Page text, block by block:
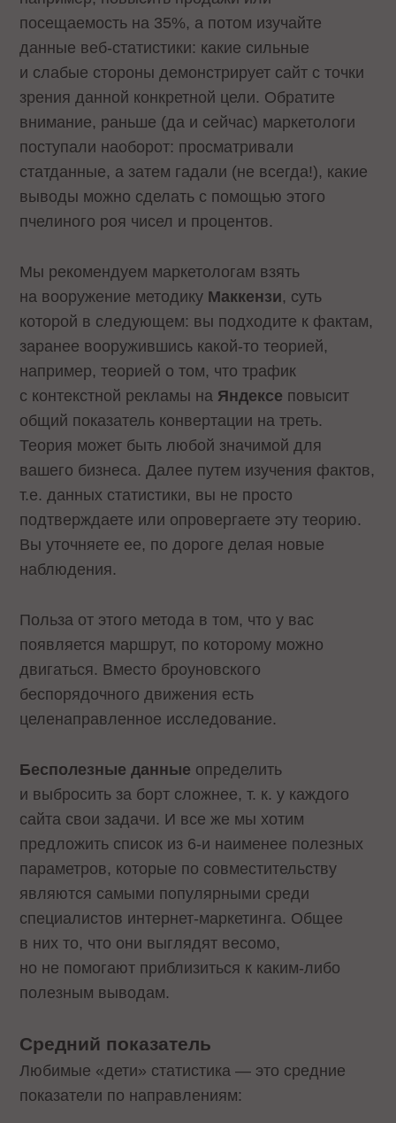
посещаемость на 35%, а потом изучайте
данные веб-статистики: какие сильные
и слабые стороны демонстрирует сайт с точки
зрения данной конкретной цели. Обратите
внимание, раньше (да и сейчас) маркетологи
поступали наоборот: просматривали
статданные, а затем гадали (не всегда!), какие
выводы можно сделать с помощью этого
пчелиного роя чисел и процентов.
Мы рекомендуем маркетологам взять
на вооружение методику Маккензи, суть
которой в следующем: вы подходите к фактам,
заранее вооружившись какой-то теорией,
например, теорией о том, что трафик
с контекстной рекламы на Яндексе повысит
общий показатель конвертации на треть.
Теория может быть любой значимой для
вашего бизнеса. Далее путем изучения фактов,
т.е. данных статистики, вы не просто
подтверждаете или опровергаете эту теорию.
Вы уточняете ее, по дороге делая новые
наблюдения.
Польза от этого метода в том, что у вас
появляется маршрут, по которому можно
двигаться. Вместо броуновского
беспорядочного движения есть
целенаправленное исследование.
Бесполезные данные определить
и выбросить за борт сложнее, т. к. у каждого
сайта свои задачи. И все же мы хотим
предложить список из 6-и наименее полезных
параметров, которые по совместительству
являются самыми популярными среди
специалистов интернет-маркетинга. Общее
в них то, что они выглядят весомо,
но не помогают приблизиться к каким-либо
полезным выводам.
Средний показатель
Любимые «дети» статистика — это средние
показатели по направлениям: